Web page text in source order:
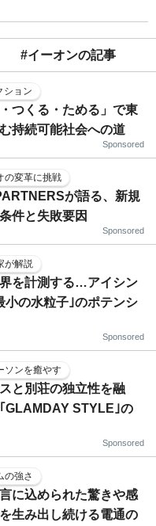
#イーオンの記事
ション
つくる・ためる」で東
持続可能社会への道
Sponsored
の変革に挑戦
が語る、新規
件と失敗要因
Sponsored
が解説
を計測する…アイシン
小の水粒子｣のポテンシ
Sponsored
ソンを癒やす
と別荘の独立性を融
STYLE｣の
Sponsored
の強さ
に込められた驚きや感
生み出し続ける電通の